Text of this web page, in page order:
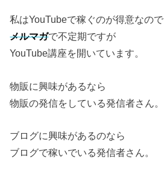
私はYouTubeで稼ぐのが得意なので
メルマガで不定期ですが
YouTube講座を開いています。
物販に興味があるなら
物販の発信をしている発信者さん。
ブログに興味があるのなら
ブログで稼いでいる発信者さん。